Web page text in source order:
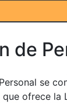
de
se
que ofrece la